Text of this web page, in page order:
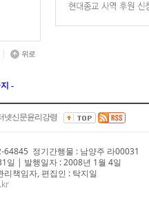
| 위로
-
넷신문윤리강령
64845 정기간행물 : 남양주 라00031
| 발행일자 : 2008년 1월 4일
책임자, 편집인 : 탁지일